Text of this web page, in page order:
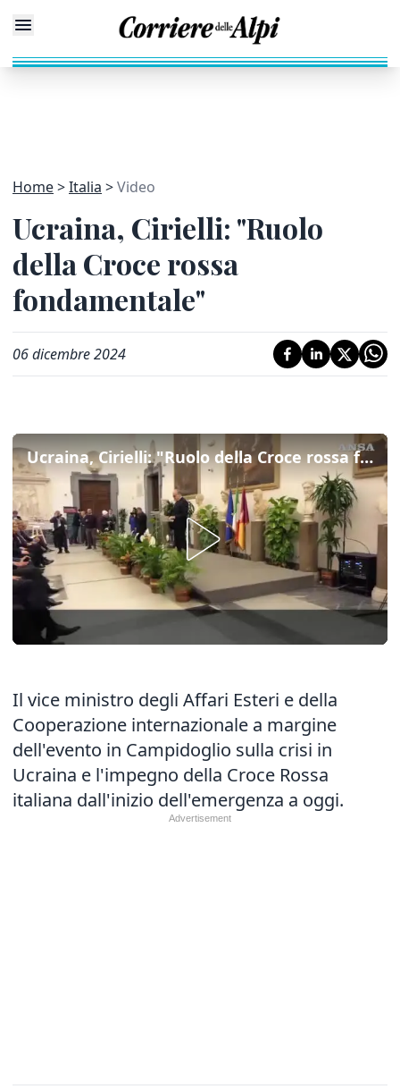
Home Italia Video
Ucraina, Cirielli: "Ruolo
della Croce rossa
fondamentale"
06 dicembre 2024
Ucraina, Cirielli: "Ruolo della Croce rossa fondamentale"
Il vice ministro degli Affari Esteri e della
Cooperazione internazionale a margine
dell'evento in Campidoglio sulla crisi in
Ucraina e l'impegno della Croce Rossa
italiana dall'inizio dell'emergenza a oggi.